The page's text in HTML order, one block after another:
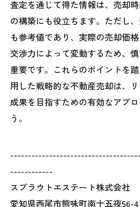
査定を通じて得た情報は、売却
の構築にも役立ちます。ただし
も参考値であり、実際の売却価
交渉力によって変動するため、
重要です。これらのポイントを
用した戦略的な不動産売却は、
成果を目指すための有効なアプ
う。
------------
スプラウトエステート株式会社
愛知県西尾市熊味町南十五夜56-4